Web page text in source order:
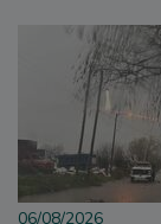
06/08/2026